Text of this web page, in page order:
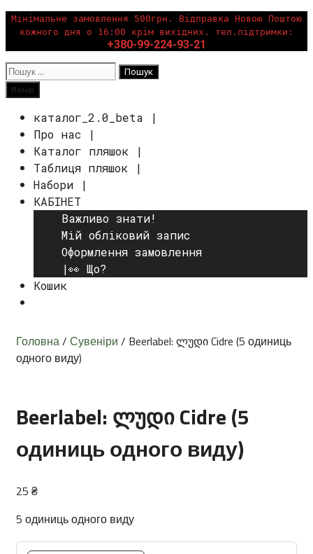
Перейти
вмісту
Мінімальне замовлення 500грн. Відправка Новою Поштою
кожного дня о 16:00 крім вихідних. тел.підтримки:
+380-99-224-93-21
Пошук:
Пошук
Меню
каталог_2.0_beta |
Про нас |
Каталог пляшок |
Таблиця пляшок |
Набори |
КАБІНЕТ
Важливо знати!
Мій обліковий запис
Оформлення замовлення
|👀 Що?
Кошик
Головна/ Сувеніри / Beerlabel: ლუდი Cidre (5 одиниць
одного виду)
Beerlabel: ლუდი Cidre (5
одиниць одного виду)
25 ₴
5 одиниць одного виду